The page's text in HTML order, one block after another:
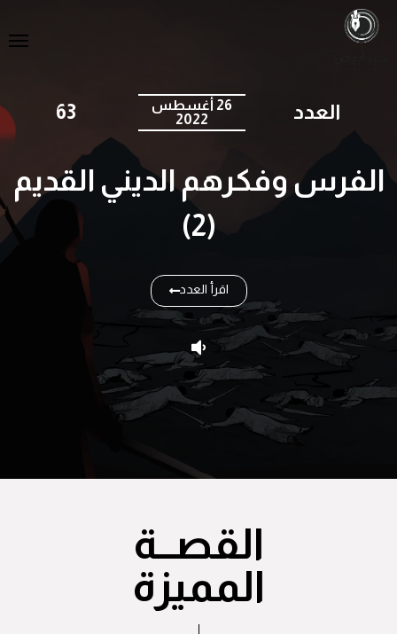
العدد
26 أغسطس
2022
63
الفرس وفكرهم الديني القديم
(2)
اقرأ العدد
القصــة
المميزة